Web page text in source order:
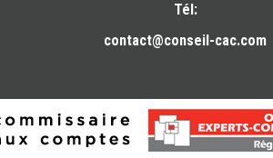
Tél:
contact@conseil-cac.com